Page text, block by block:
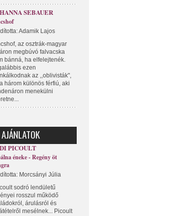
SEBAUER
Adamik Lajos
az osztrák-magyar
megbúvó falvacska
bánná, ha elfelejtenék.
ezen
az ,,oblivisták",
három különös férfiú, aki
menekülni
PICOULT
éneke - Regény öt
Morcsányi Júlia
sodró lendületű
rosszul működő
árulásról és
mesélnek... Picoult